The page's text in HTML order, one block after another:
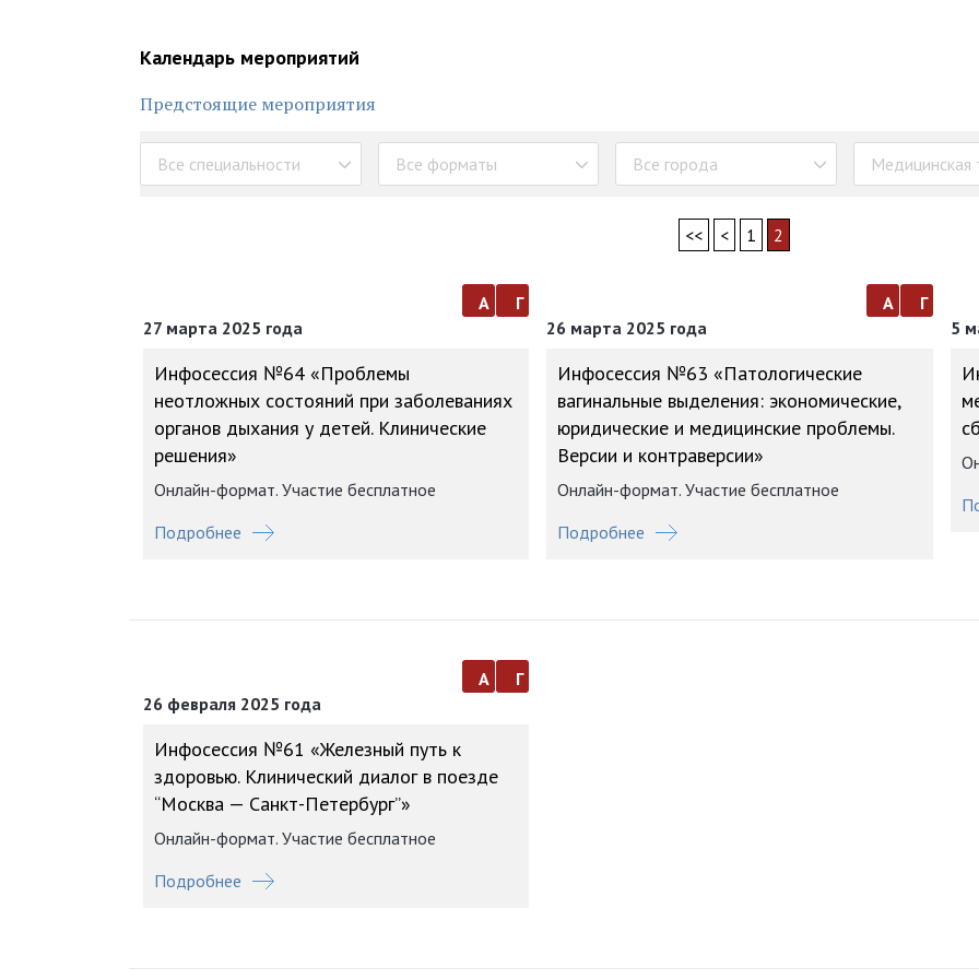
Календарь мероприятий
Предстоящие мероприятия
Все специальности Все форматы Все города Медицинская
<< < 1 2
27 марта 2025 года
а г
Инфосессия №64 «Проблемы
неотложных состояний при заболеваниях
органов дыхания у детей. Клинические
решения»
Онлайн-формат. Участие бесплатное
Подробнее
26 марта 2025 года
а г
Инфосессия №63 «Патологические
вагинальные выделения: экономические,
юридические и медицинские проблемы.
Версии и контраверсии»
Онлайн-формат. Участие бесплатное
Подробнее
5
26 февраля 2025 года
а г
Инфосессия №61 «Железный путь к
здоровью. Клинический диалог в поезде
“Москва — Санкт-Петербург”»
Онлайн-формат. Участие бесплатное
Подробнее